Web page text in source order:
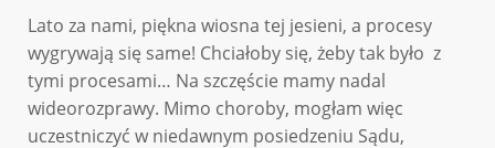
Lato za nami, piękna wiosna tej jesieni, a procesy
wygrywają się same! Chciałoby się, żeby tak było z
tymi procesami… Na szczęście mamy nadal
wideorozprawy. Mimo choroby, mogłam więc
uczestniczyć w niedawnym posiedzeniu Sądu,